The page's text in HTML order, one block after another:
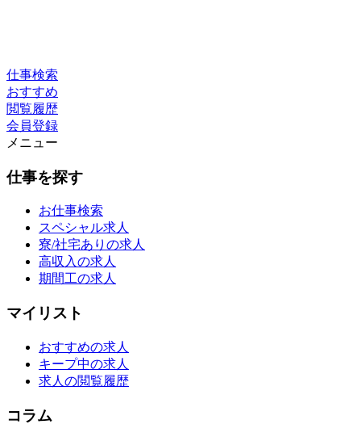
仕事検索
おすすめ
閲覧履歴
会員登録
メニュー
仕事を探す
お仕事検索
スペシャル求人
寮/社宅ありの求人
高収入の求人
期間工の求人
マイリスト
おすすめの求人
キープ中の求人
求人の閲覧履歴
コラム